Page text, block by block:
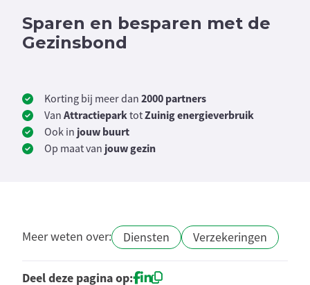
Sparen en besparen met de
Gezinsbond
Korting bij meer dan 2000 partners
Van AttractieparktotZuinigenergieverbruik
Ook in jouw buurt
Op maat van jouw gezin
Meer weten over: Diensten Verzekeringen
Deel deze pagina op: